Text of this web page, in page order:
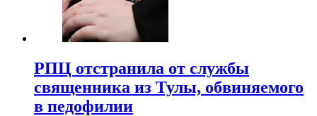
РПЦ отстранила от службы
священника из Тулы, обвиняемого
в педофилии